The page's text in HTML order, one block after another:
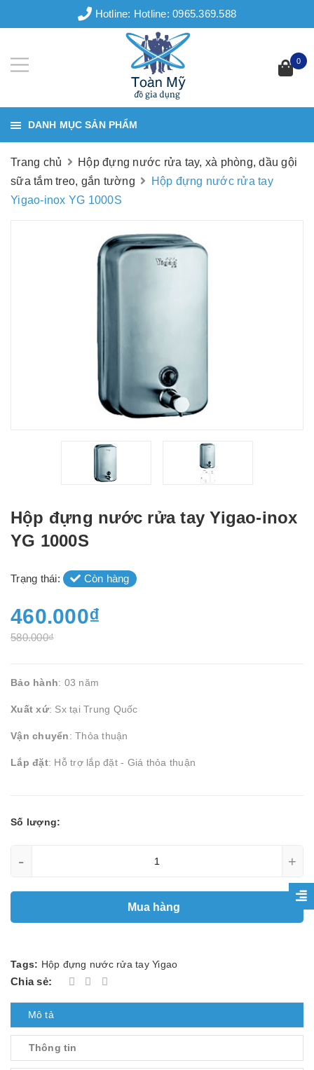
Hotline: Hotline: 0965.369.588
0
DANH MỤC SẢN PHẨM
Trang chủ
Hộp đựng nước rửa tay, xà phòng, dầu gội
sữa tắm treo, gắn tường
Hộp đựng nước rửa tay
Yigao-inox YG 1000S
Hộp đựng nước rửa tay Yigao-inox
YG 1000S
Trạng thái: Còn hàng
460.000₫
580.000₫
Bảo hành: 03 năm
Xuất xứ: Sx tại Trung Quốc
Vận chuyển: Thỏa thuận
Lắp đặt: Hỗ trợ lắp đặt - Giá thỏa thuận
Số lượng:
- +
Mua hàng
Tags: Hộp đựng nước rửa tay Yigao
Chia sẻ:
Mô tả
Thông tin